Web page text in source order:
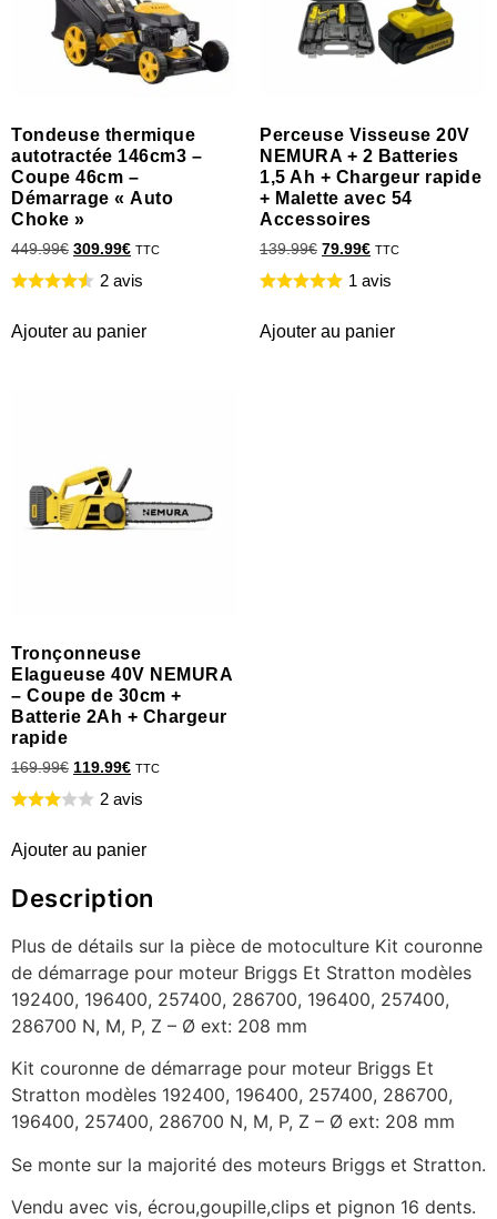
Tondeuse thermique
autotractée 146cm3 –
Coupe 46cm –
Démarrage « Auto
Choke »
449.99€ 309.99€ TTC
2 avis
Ajouter au panier
Perceuse Visseuse 20V
NEMURA + 2 Batteries
1,5 Ah + Chargeur rapide
+ Malette avec 54
Accessoires
139.99€ 79.99€ TTC
1 avis
Ajouter au panier
Tronçonneuse
Elagueuse 40V NEMURA
– Coupe de 30cm +
Batterie 2Ah + Chargeur
rapide
169.99€ 119.99€ TTC
2 avis
Ajouter au panier
Description
Plus de détails sur la pièce de motoculture Kit couronne
de démarrage pour moteur Briggs Et Stratton modèles
192400, 196400, 257400, 286700, 196400, 257400,
286700 N, M, P, Z – Ø ext: 208 mm
Kit couronne de démarrage pour moteur Briggs Et
Stratton modèles 192400, 196400, 257400, 286700,
196400, 257400, 286700 N, M, P, Z – Ø ext: 208 mm
Se monte sur la majorité des moteurs Briggs et Stratton.
Vendu avec vis, écrou,goupille,clips et pignon 16 dents.